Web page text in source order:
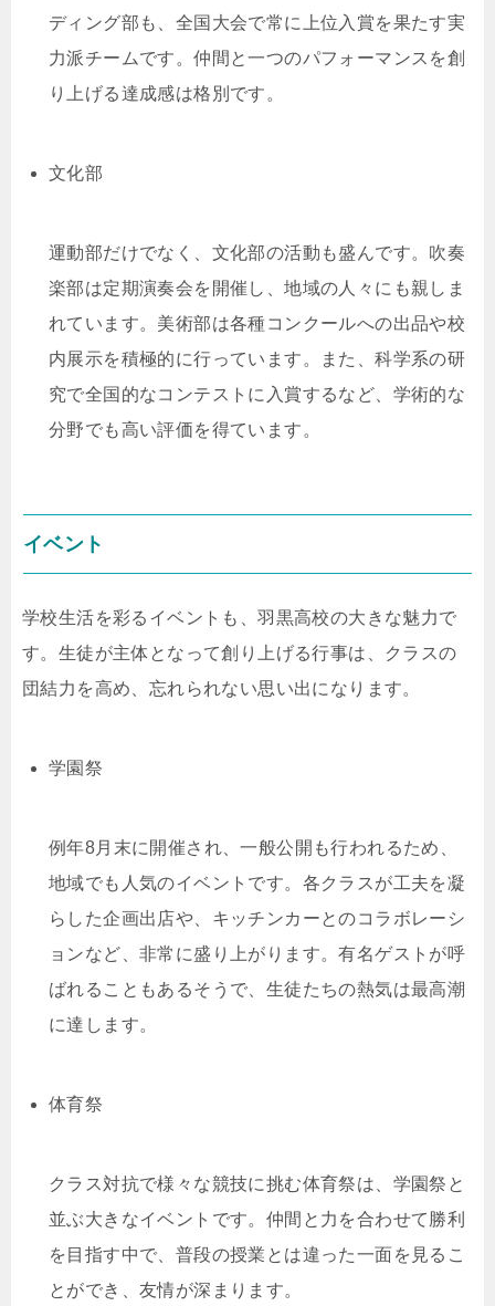
ディング部も、全国大会で常に上位入賞を果たす実
力派チームです。仲間と一つのパフォーマンスを創
り上げる達成感は格別です。
文化部
運動部だけでなく、文化部の活動も盛んです。吹奏
楽部は定期演奏会を開催し、地域の人々にも親しま
れています。美術部は各種コンクールへの出品や校
内展示を積極的に行っています。また、科学系の研
究で全国的なコンテストに入賞するなど、学術的な
分野でも高い評価を得ています。
イベント
学校生活を彩るイベントも、羽黒高校の大きな魅力で
す。生徒が主体となって創り上げる行事は、クラスの
団結力を高め、忘れられない思い出になります。
学園祭
例年8月末に開催され、一般公開も行われるため、
地域でも人気のイベントです。各クラスが工夫を凝
らした企画出店や、キッチンカーとのコラボレーシ
ョンなど、非常に盛り上がります。有名ゲストが呼
ばれることもあるそうで、生徒たちの熱気は最高潮
に達します。
体育祭
クラス対抗で様々な競技に挑む体育祭は、学園祭と
並ぶ大きなイベントです。仲間と力を合わせて勝利
を目指す中で、普段の授業とは違った一面を見るこ
とができ、友情が深まります。